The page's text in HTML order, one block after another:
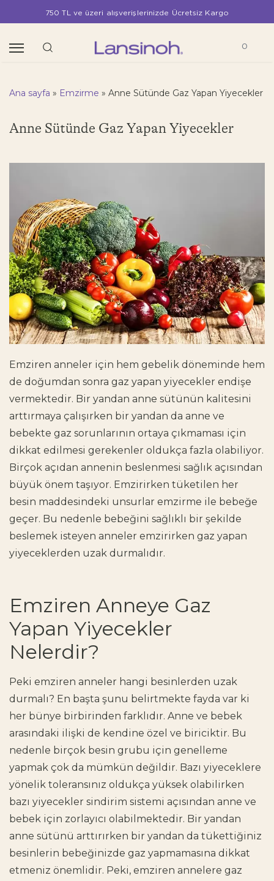
750 TL ve üzeri alışverişlerinizde Ücretsiz Kargo
0
Ana sayfa » Emzirme » Anne Sütünde Gaz Yapan Yiyecekler
Anne Sütünde Gaz Yapan Yiyecekler
Emziren anneler için hem gebelik döneminde hem
de doğumdan sonra gaz yapan yiyecekler endişe
vermektedir. Bir yandan anne sütünün kalitesini
arttırmaya çalışırken bir yandan da anne ve
bebekte gaz sorunlarının ortaya çıkmaması için
dikkat edilmesi gerekenler oldukça fazla olabiliyor.
Birçok açıdan annenin beslenmesi sağlık açısından
büyük önem taşıyor. Emzirirken tüketilen her
besin maddesindeki unsurlar emzirme ile bebeğe
geçer. Bu nedenle bebeğini sağlıklı bir şekilde
beslemek isteyen anneler emzirirken gaz yapan
yiyeceklerden uzak durmalıdır.
Emziren Anneye Gaz
Yapan Yiyecekler
Nelerdir?
Peki emziren anneler hangi besinlerden uzak
durmalı? En başta şunu belirtmekte fayda var ki
her bünye birbirinden farklıdır. Anne ve bebek
arasındaki ilişki de kendine özel ve biriciktir. Bu
nedenle birçok besin grubu için genelleme
yapmak çok da mümkün değildir. Bazı yiyeceklere
yönelik toleransınız oldukça yüksek olabilirken
bazı yiyecekler sindirim sistemi açısından anne ve
bebek için zorlayıcı olabilmektedir. Bir yandan
anne sütünü arttırırken bir yandan da tükettiğiniz
besinlerin bebeğinizde gaz yapmamasına dikkat
etmeniz önemlidir. Peki, emziren annelere gaz